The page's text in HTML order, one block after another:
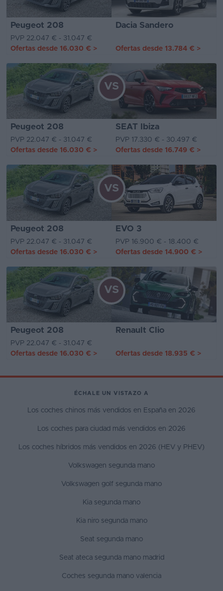
Peugeot 208 Dacia Sandero
PVP 22.047 € - 31.047 €
Ofertas desde 16.030 € > Ofertas desde 13.784 € >
Peugeot 208 SEAT Ibiza
VS
PVP 22.047 € - 31.047 €
PVP 17.330 € - 30.497 €
Ofertas desde 16.030 € > Ofertas desde 16.749 € >
Peugeot 208 EVO 3
VS
PVP 22.047 € - 31.047 €
PVP 16.900 € - 18.400 €
Ofertas desde 16.030 € > Ofertas desde 14.900 € >
Peugeot 208 Renault Clio
VS
PVP 22.047 € - 31.047 €
Ofertas desde 16.030 € > Ofertas desde 18.935 € >
ÉCHALE UN VISTAZO A
Los coches chinos más vendidos en España en 2026
Los coches para ciudad más vendidos en 2026
Los coches híbridos más vendidos en 2026 (HEV y PHEV)
Volkswagen segunda mano
Volkswagen golf segunda mano
Kia segunda mano
Kia niro segunda mano
Seat segunda mano
Seat ateca segunda mano madrid
Coches segunda mano valencia